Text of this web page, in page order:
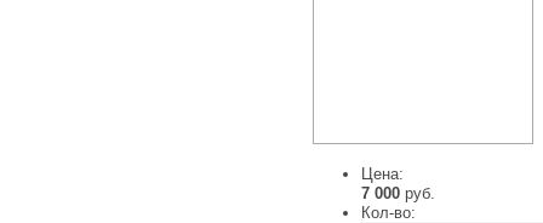
Цена:
7 000 руб.
Кол-во: